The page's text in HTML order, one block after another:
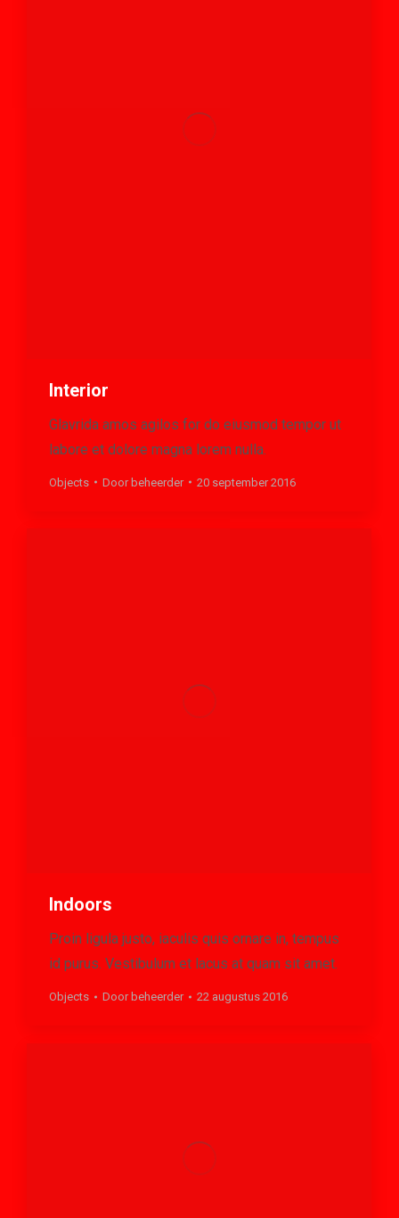
Interior
Glavrida amos agilos for do eiusmod tempor ut
labore et dolore magna lorem nulla.
Objects Door beheerder 20 september 2016
Indoors
Proin ligula justo, iaculis quis ornare in, tempus
id purus. Vestibulum et lacus at quam sit amet.
Objects Door beheerder 22 augustus 2016